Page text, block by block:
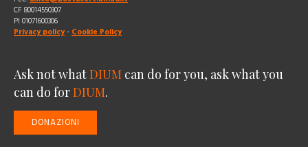
CF 80014550307
PI 01071600306
Privacy policy - Cookie Policy
Ask not whatDIUM can do for you, ask what you
can do forDIUM.
DONAZIONI